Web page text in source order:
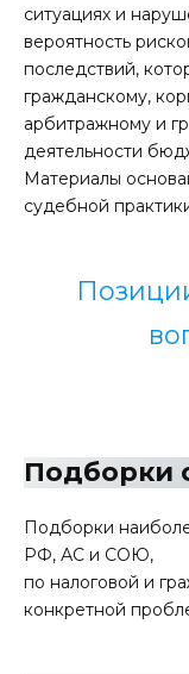
ситуациях и
вероятность
последствий,
гражданскому,
арбитражному и
деятельности
Материалы
судебной
Подборки
Подборки
РФ, АС и СОЮ,
по налоговой и
конкретной